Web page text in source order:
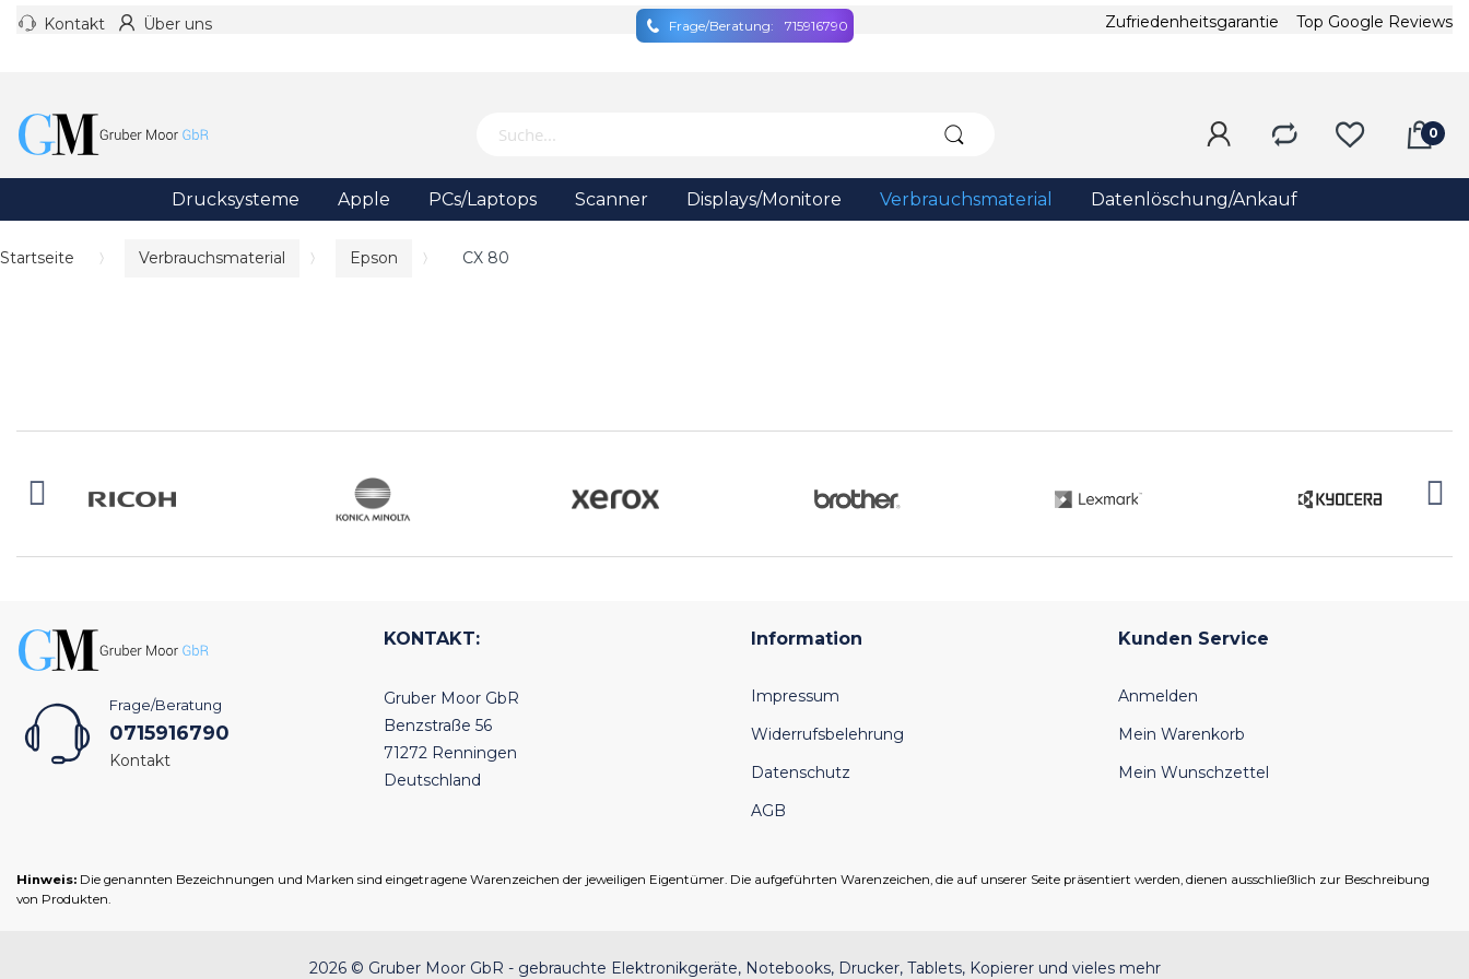
Kontakt Über uns Frage/Beratung: 715916790 Zufriedenheitsgarantie Top Google Reviews
Drucksysteme Apple PCs/Laptops Scanner Displays/Monitore Verbrauchsmaterial Datenlöschung/Ankauf
Startseite Verbrauchsmaterial Epson CX 80
Frage/Beratung
0715916790
Kontakt
KONTAKT:
Gruber Moor GbR
Benzstraße 56
71272 Renningen
Deutschland
Information
Impressum
Widerrufsbelehrung
Datenschutz
AGB
Kunden Service
Anmelden
Mein Warenkorb
Mein Wunschzettel
Hinweis: Die genannten Bezeichnungen und Marken sind eingetragene Warenzeichen der jeweiligen Eigentümer. Die aufgeführten Warenzeichen, die auf unserer Seite präsentiert werden, dienen ausschließlich zur Beschreibung
von Produkten.
2026 © Gruber Moor GbR - gebrauchte Elektronikgeräte, Notebooks, Drucker, Tablets, Kopierer und vieles mehr